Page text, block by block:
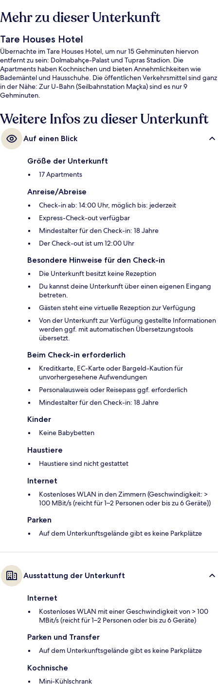
Mehr zu dieser Unterkunft
Tare Houses Hotel
Übernachte im Tare Houses Hotel, um nur 15 Gehminuten hiervon
entfernt zu sein: Dolmabahçe-Palast und Tupras Stadion. Die
Apartments haben Kochnischen und bieten Annehmlichkeiten wie
Bademäntel und Hausschuhe. Die öffentlichen Verkehrsmittel sind ganz
in der Nähe: Zur U-Bahn (Seilbahnstation Maçka) sind es nur 9
Gehminuten.
Weitere Infos zu dieser Unterkunft
Auf einen Blick
Größe der Unterkunft
17 Apartments
Anreise/Abreise
Check-in ab: 14:00 Uhr, möglich bis: jederzeit
Express-Check-out verfügbar
Mindestalter für den Check-in: 18 Jahre
Der Check-out ist um 12:00 Uhr
Besondere Hinweise für den Check-in
Die Unterkunft besitzt keine Rezeption
Du kannst deine Unterkunft über einen eigenen Eingang
betreten.
Gästen steht eine virtuelle Rezeption zur Verfügung
Von der Unterkunft zur Verfügung gestellte Informationen
werden ggf. mit automatischen Übersetzungstools
übersetzt.
Beim Check-in erforderlich
Kreditkarte, EC-Karte oder Bargeld-Kaution für
unvorhergesehene Aufwendungen
Personalausweis oder Reisepass ggf. erforderlich
Mindestalter für den Check-in: 18 Jahre
Kinder
Keine Babybetten
Haustiere
Haustiere sind nicht gestattet
Internet
Kostenloses WLAN in den Zimmern (Geschwindigkeit: >
100 MBit/s (reicht für 1–2 Personen oder bis zu 6 Geräte))
Parken
Auf dem Unterkunftsgelände gibt es keine Parkplätze
Ausstattung der Unterkunft
Internet
Kostenloses WLAN mit einer Geschwindigkeit von > 100
MBit/s (reicht für 1–2 Personen oder bis zu 6 Geräte)
Parken und Transfer
Auf dem Unterkunftsgelände gibt es keine Parkplätze
Kochnische
Mini-Kühlschrank